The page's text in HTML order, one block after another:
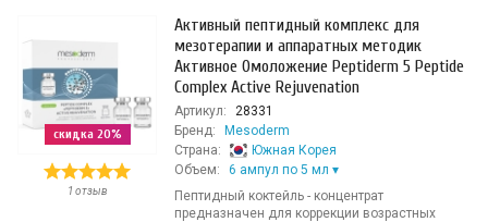
скидка 20%
1 отзыв
Активный пептидный комплекс для
мезотерапии и аппаратных методик
Активное Омоложение Peptiderm 5 Peptide
Complex Active Rejuvenation
Артикул:
28331
Бренд:
Mesoderm
Страна:
Южная Корея
Объем:
6 ампул по 5 мл
Пептидный коктейль - концентрат
предназначен для коррекции возрастных